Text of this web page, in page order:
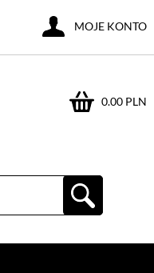
0.00 PLN
MOJE KONTO